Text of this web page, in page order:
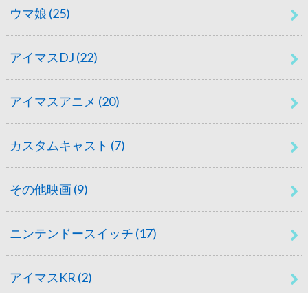
ウマ娘 (25)
アイマスDJ (22)
アイマスアニメ (20)
カスタムキャスト (7)
その他映画(9)
ニンテンドースイッチ (17)
アイマスKR (2)